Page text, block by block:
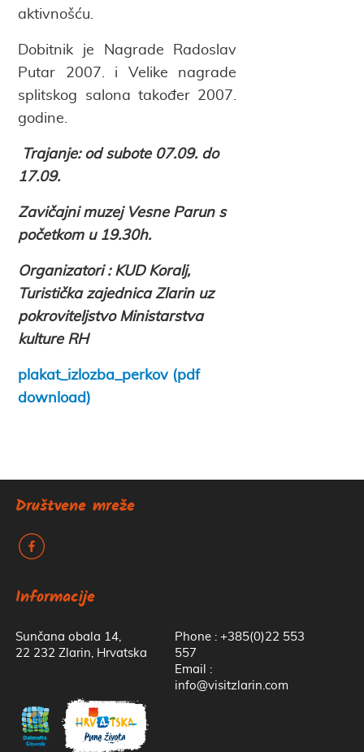
aktivnošću.
Dobitnik je Nagrade Radoslav
Putar 2007. i Velike nagrade
splitskog salona također 2007.
godine.
Trajanje: od subote 07.09. do
17.09.
Zavičajni muzej Vesne Parun s
početkom u 19.30h.
Organizatori : KUD Koralj,
Turistička zajednica Zlarin uz
pokroviteljstvo Ministarstva
kulture RH
plakat_izlozba_perkov (pdf
download)
Društvene mreže
k
Informacije
Sunčana obala 14,
22 232 Zlarin, Hrvatska
Phone : +385(0)22 553
557
Email :
info@visitzlarin.com